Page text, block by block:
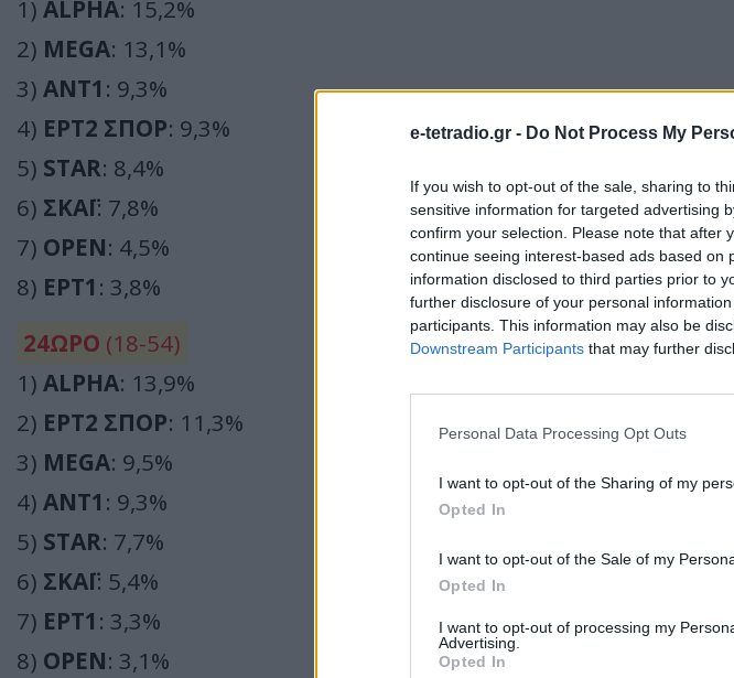
e-tetradio.gr - Do Not Process My
If you wish to opt-out of the sale, sharing to
sensitive information for targeted advertising
confirm your selection. Please note that after
continue seeing interest-based ads based
information disclosed to third parties prior to
further disclosure of your personal
participants. This information may also be
Downstream Participants that may further
Personal Data Processing Opt Outs
I want to opt-out of the Sharing of my
Opted In
I want to opt-out of the Sale of my
Opted In
I want to opt-out of processing my
Advertising.
Opted In
1) ALPHA: 15,2%
2) MEGA: 13,1%
3) ΑΝΤ1 : 9,3%
4) ΕΡΤ2 ΣΠΟΡ: 9,3%
5) STAR: 8,4%
6) ΣΚΑΪ: 7,8%
7) OPEN: 4,5%
8) ΕΡΤ1 : 3,8%
24ΩΡΟ (18-54)
1) ALPHA: 13,9%
2) ΕΡΤ2 ΣΠΟΡ: 11,3%
3) MEGA: 9,5%
4) ΑΝΤ1 : 9,3%
5) STAR: 7,7%
6) ΣΚΑΪ: 5,4%
7) ΕΡΤ1 : 3,3%
8) OPEN: 3,1%